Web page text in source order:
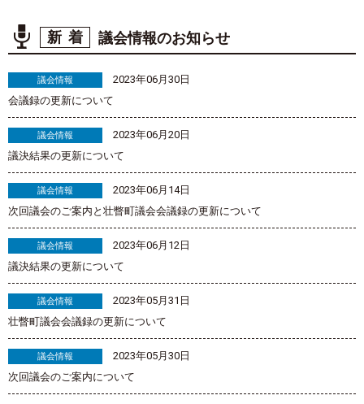
新着 議会情報のお知らせ
議会情報
2023年06月30日
会議録の更新について
議会情報
2023年06月20日
議決結果の更新について
議会情報
2023年06月14日
次回議会のご案内と壮瞥町議会会議録の更新について
議会情報
2023年06月12日
議決結果の更新について
議会情報
2023年05月31日
壮瞥町議会会議録の更新について
議会情報
2023年05月30日
次回議会のご案内について